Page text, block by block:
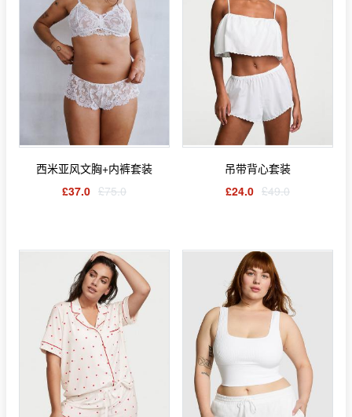
西米亚风文胸+内裤套装
£37.0 £75.0
吊带背心套装
£24.0 £49.0